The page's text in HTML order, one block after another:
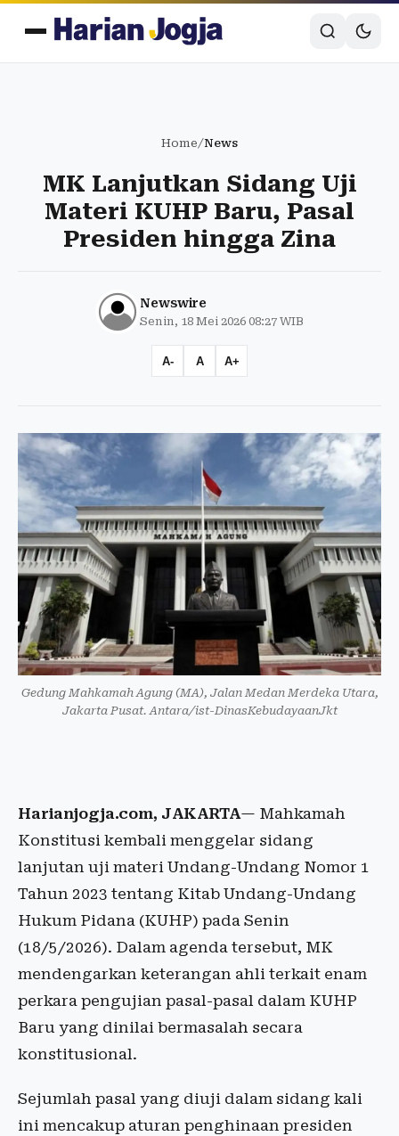
Home/News
MK Lanjutkan Sidang Uji
Materi KUHP Baru, Pasal
Presiden hingga Zina
Newswire
Senin, 18 Mei 2026 08:27 WIB
A- A A+
Gedung Mahkamah Agung (MA), Jalan Medan Merdeka Utara,
Jakarta Pusat. Antara/ist-DinasKebudayaanJkt
Harianjogja.com, JAKARTA— Mahkamah
Konstitusi kembali menggelar sidang
lanjutan uji materi Undang-Undang Nomor 1
Tahun 2023 tentang Kitab Undang-Undang
Hukum Pidana (KUHP) pada Senin
(18/5/2026). Dalam agenda tersebut, MK
mendengarkan keterangan ahli terkait enam
perkara pengujian pasal-pasal dalam KUHP
Baru yang dinilai bermasalah secara
konstitusional.
Sejumlah pasal yang diuji dalam sidang kali
ini mencakup aturan penghinaan presiden